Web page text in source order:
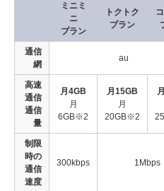
ミニミ
ニ
プラン
トクトク
プラン
通信
網
au
高速
通信
通信
量
月4GB
月
6GB※2
月15GB
月
20GB※2
制限
時の
通信
速度
300kbps 1Mbps